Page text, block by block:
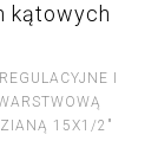
kątowych
I
15X1/2"